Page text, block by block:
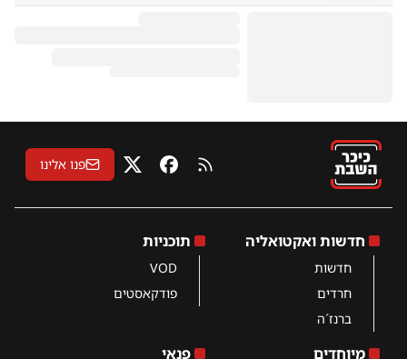
RSS פייסבוקX פנו אלינו
חדשות ואקטואליה
חדשות
חרדים
ברנז´ה
תוכניות
VOD
פודקאסטים
מיוחדים פנאי